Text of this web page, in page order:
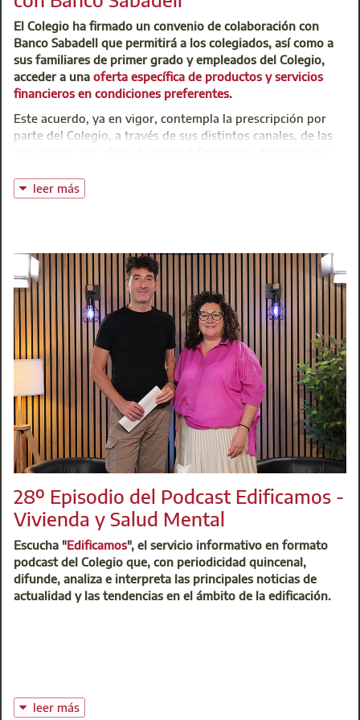
@:buzoninfo@aparejadoresmadrid.es
El Colegio ha firmado un convenio de colaboración con
Banco Sabadell que permitirá a los colegiados, así como a
sus familiares de primer grado y empleados del Colegio,
acceder a una oferta específica de productos y servicios
financieros en condiciones preferentes.
Este acuerdo, ya en vigor, contempla la prescripción por
parte del Colegio, a través de sus distintos canales, de las
para ampliar información o proceder a la contratación de
estos servicios
Sabadell, que aplicará sus propios criterios de evaluación y
condiciones vigentes en el momento de formalizarse la
operación. El acuerdo firmado por Aparejadores Madrid
tiene una duración inicial de un año, prorrogable
automáticamente, y será supervisado por una comisión de
seguimiento compuesta por representantes de ambas
partes para asegurar su correcto desarrollo y adaptación a
las necesidades del colectivo. Asimismo, el acuerdo prevé la
participación de representantes del banco en eventos
organizados por el Colegio con el fin de explicar en detalle
las ventajas de esta colaboración.
leer más
28º Episodio del Podcast Edificamos -
Vivienda y Salud Mental
Escucha "Edificamos", el servicio informativo en formato
podcast del Colegio que, con periodicidad quincenal,
difunde, analiza e interpreta las principales noticias de
actualidad y las tendencias en el ámbito de la edificación.
leer más